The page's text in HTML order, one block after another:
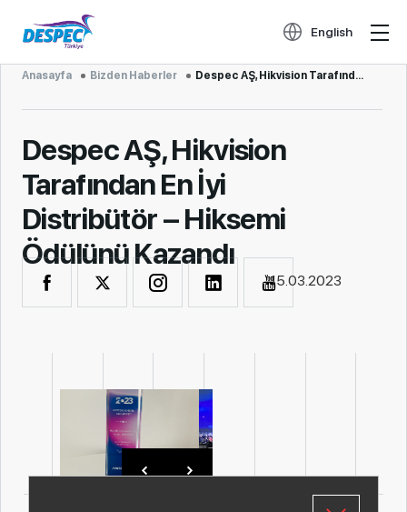
English
Anasayfa Bizden Haberler Despec AŞ, Hikvision Tarafından En İyi...
Despec AŞ, Hikvision
Tarafından En İyi
Distribütör – Hiksemi
Ödülünü Kazandı
15.03.2023